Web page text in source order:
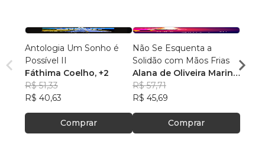
Antologia Um Sonho é
Possível II
Fáthima Coelho, +2
R$ 51,33
R$ 40,63
Comprar
Não Se Esquenta a
Solidão com Mãos Frias
Alana de Oliveira Marin,
+2
R$ 57,71
R$ 45,69
Comprar
R$